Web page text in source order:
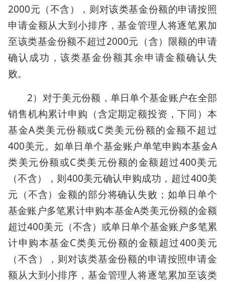
2000元（不含），则对该类基金份额的申请按照
申请金额从大到小排序，基金管理人将逐笔累加
至该类基金份额不超过2000元（含）限额的申请
确认成功，该类基金份额其余申请金额确认失
败。
2）对于美元份额，单日单个基金账户在全部
销售机构累计申购（含定期定额投资，下同）本
基金A类美元份额或C类美元份额的金额不超过
400美元。如单日单个基金账户单笔申购本基金A
类美元份额或C类美元份额的金额超过400美元
（不含），则400美元确认申购成功，超过400美
元（不含）金额的部分将确认失败；如单日单个
基金账户多笔累计申购本基金A类美元份额的金额
超过400美元（不含）或单日单个基金账户多笔累
计申购本基金C类美元份额的金额超过400美元
（不含），则对该类基金份额的申请按照申请金
额从大到小排序，基金管理人将逐笔累加至该类